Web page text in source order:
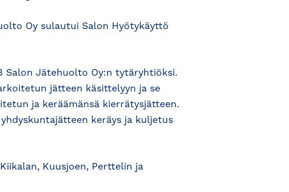
Oy sulautui Salon Hyötykäyttö
Salon Jätehuolto Oy:n tytäryhtiöksi.
jätteen käsittelyyn ja se
ja keräämänsä kierrätysjätteen.
keräys ja kuljetus
Kuusjoen, Perttelin ja